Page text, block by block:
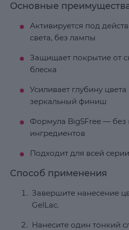
Основные
Активируется под
света, без лампы
Защищает покрытие от
блеска
Усиливает глубину цвета
зеркальный финиш
Формула Big5Free — без
ингредиентов
Подходит для всей
Способ применения
Завершите нанесение
GelLac.
Нанесите один тонкий